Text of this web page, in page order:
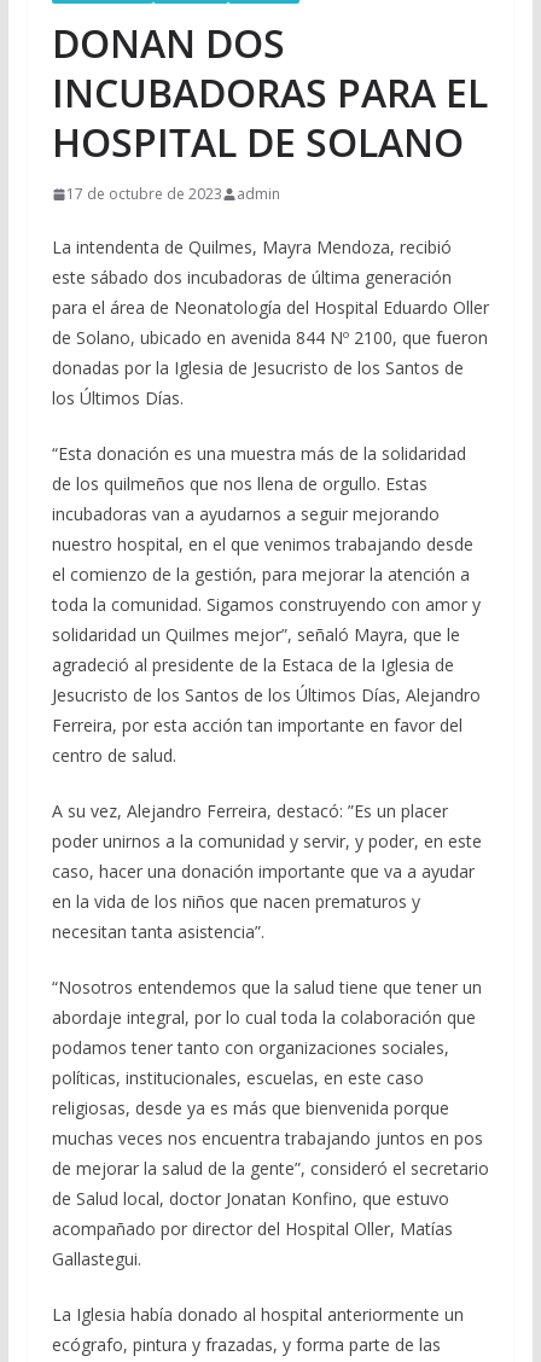
DONAN DOS
INCUBADORAS PARA EL
HOSPITAL DE SOLANO
17 de octubre de 2023 admin
La intendenta de Quilmes, Mayra Mendoza, recibió
este sábado dos incubadoras de última generación
para el área de Neonatología del Hospital Eduardo Oller
de Solano, ubicado en avenida 844 Nº 2100, que fueron
donadas por la Iglesia de Jesucristo de los Santos de
los Últimos Días.
“Esta donación es una muestra más de la solidaridad
de los quilmeños que nos llena de orgullo. Estas
incubadoras van a ayudarnos a seguir mejorando
nuestro hospital, en el que venimos trabajando desde
el comienzo de la gestión, para mejorar la atención a
toda la comunidad. Sigamos construyendo con amor y
solidaridad un Quilmes mejor”, señaló Mayra, que le
agradeció al presidente de la Estaca de la Iglesia de
Jesucristo de los Santos de los Últimos Días, Alejandro
Ferreira, por esta acción tan importante en favor del
centro de salud.
A su vez, Alejandro Ferreira, destacó: ”Es un placer
poder unirnos a la comunidad y servir, y poder, en este
caso, hacer una donación importante que va a ayudar
en la vida de los niños que nacen prematuros y
necesitan tanta asistencia”.
“Nosotros entendemos que la salud tiene que tener un
abordaje integral, por lo cual toda la colaboración que
podamos tener tanto con organizaciones sociales,
políticas, institucionales, escuelas, en este caso
religiosas, desde ya es más que bienvenida porque
muchas veces nos encuentra trabajando juntos en pos
de mejorar la salud de la gente”, consideró el secretario
de Salud local, doctor Jonatan Konfino, que estuvo
acompañado por director del Hospital Oller, Matías
Gallastegui.
La Iglesia había donado al hospital anteriormente un
ecógrafo, pintura y frazadas, y forma parte de las